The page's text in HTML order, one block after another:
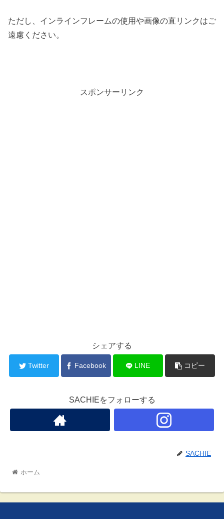
ただし、インラインフレームの使用や画像の直リンクはご
遠慮ください。
スポンサーリンク
シェアする
Twitter Facebook LINE コピー
SACHIEをフォローする
SACHIE
ホーム